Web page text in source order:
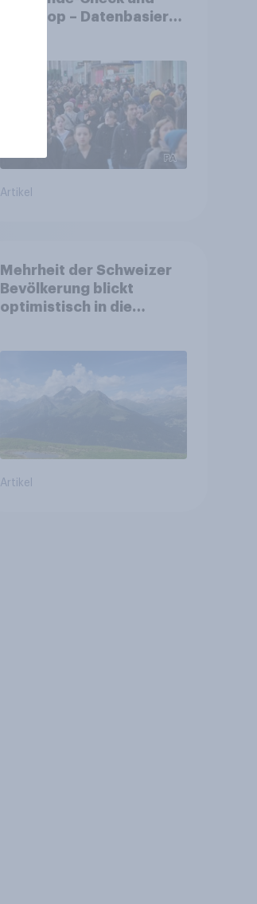
StratPop – Datenbasierte
Artikel
Mehrheit der Schweizer
Bevölkerung blickt
optimistisch in die
Gesundheitswesen und
Altersvorsorge
Artikel